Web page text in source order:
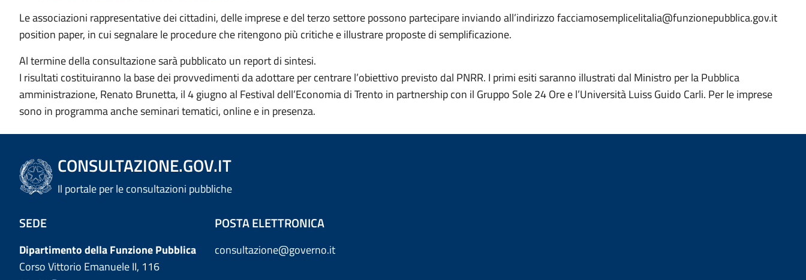
Le associazioni rappresentative dei cittadini, delle imprese e del terzo settore possono partecipare inviando all’indirizzo facciamosemplicelitalia@funzionepubblica.gov.it
position paper, in cui segnalare le procedure che ritengono più critiche e illustrare proposte di semplificazione.
Al termine della consultazione sarà pubblicato un report di sintesi.
I risultati costituiranno la base dei provvedimenti da adottare per centrare l’obiettivo previsto dal PNRR. I primi esiti saranno illustrati dal Ministro per la Pubblica
amministrazione, Renato Brunetta, il 4 giugno al Festival dell’Economia di Trento in partnership con il Gruppo Sole 24 Ore e l’Università Luiss Guido Carli. Per le imprese
sono in programma anche seminari tematici, online e in presenza.
CONSULTAZIONE.GOV.IT
Il portale per le consultazioni pubbliche
SEDE
Dipartimento della Funzione Pubblica
Corso Vittorio Emanuele II, 116
POSTA ELETTRONICA
consultazione@governo.it